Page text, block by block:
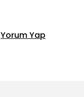
Yorum Yap